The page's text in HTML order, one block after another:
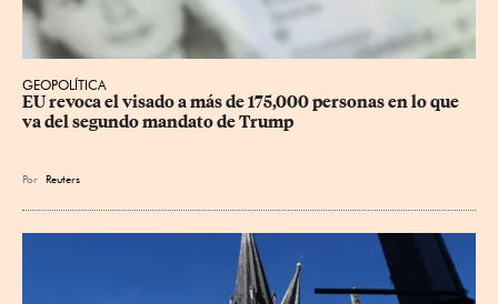
GEOPOLÍTICA
EU revoca el visado a más de 175,000 personas en lo que
va del segundo mandato de Trump
Por Reuters